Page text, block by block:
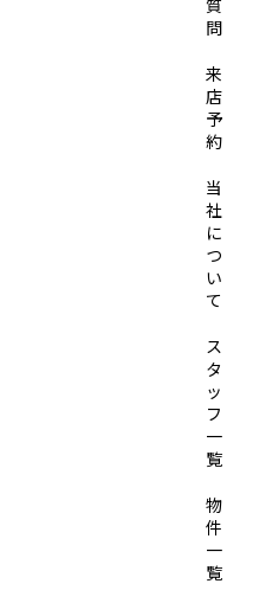
質
問
来
店
予
約
当
社
に
つ
い
て
ス
タ
ッ
フ
一
覧
物
件
一
覧